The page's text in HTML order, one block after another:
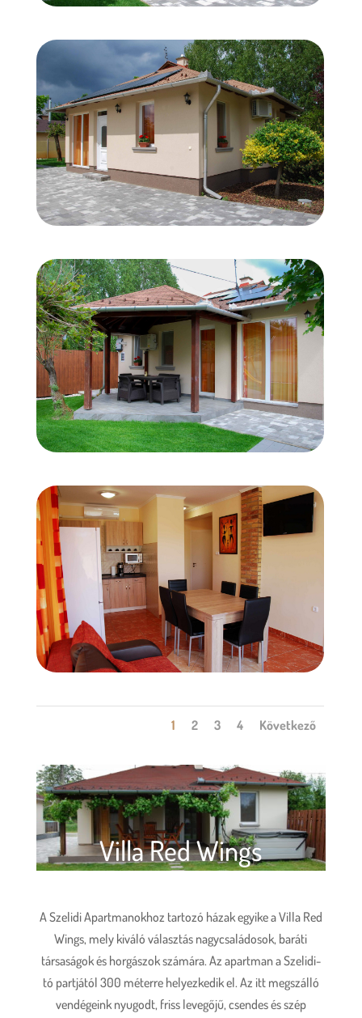
1 2 3 4 Következő
Villa Red Wings
A Szelidi Apartmanokhoz tartozó házak egyike a Villa Red
Wings, mely kiváló választás nagycsaládosok, baráti
társaságok és horgászok számára. Az apartman a Szelidi-
tó partjától 300 méterre helyezkedik el. Az itt megszálló
vendégeink nyugodt, friss levegőjű, csendes és szép